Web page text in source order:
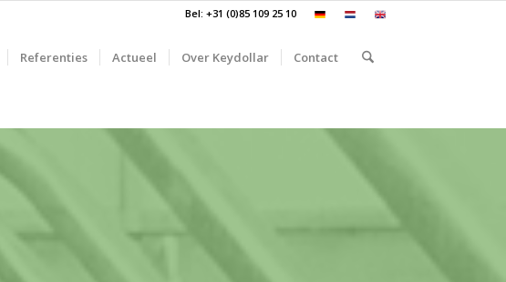
Bel: +31 (0)85 109 25 10
Referenties Actueel Over Keydollar Contact